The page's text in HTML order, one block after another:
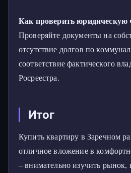
Как проверить юридическую
Проверяйте документы на
отсутствие долгов по
соответствие фактического
Росреестра.
Итог
Купить квартиру в Заречном
отличное вложение в
– внимательно изучить рынок,